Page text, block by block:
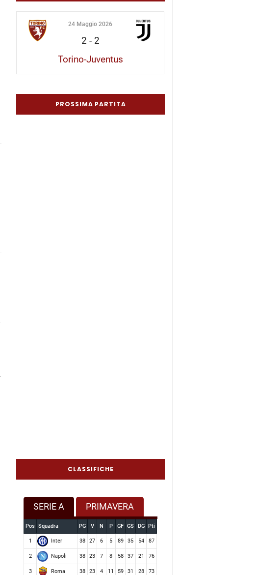
24 Maggio 2026
2 - 2
Torino-Juventus
PROSSIMA PARTITA
CLASSIFICHE
SERIE A PRIMAVERA
Pos Squadra PG V N P GF GS DG Pti
1 Inter 38 27 6 5 89 35 54 87
2 Napoli 38 23 7 8 58 37 21 76
3 Roma 38 23 4 11 59 31 28 73